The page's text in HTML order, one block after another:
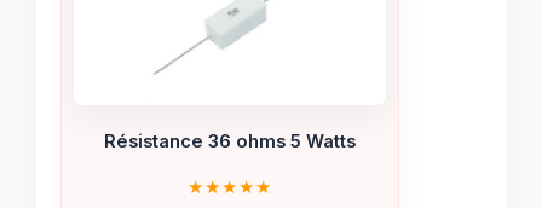
Résistance 36 ohms 5 Watts